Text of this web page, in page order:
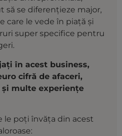
să se diferențieze major,
care le vede în piață și
super specifice pentru
în acest business,
cifră de afaceri,
multe experiențe
le poți învăța din acest